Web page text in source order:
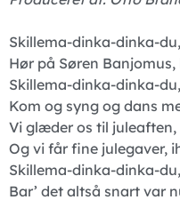
Skillema-dinka-dinka-
Hør på Søren
Skillema-dinka-dinka-
Kom og syng og dans
Vi glæder os til
Og vi får fine julegaver,
Skillema-dinka-dinka-
Bar’ det altså snart var